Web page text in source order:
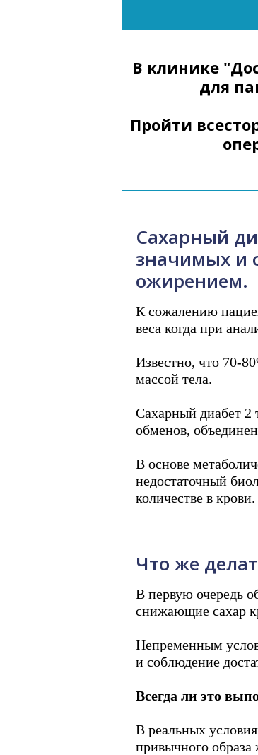
В клинике
для
Пройти
Сахарный
значимых и
ожирением.
К сожалению
веса когда при
Известно, что 70-
массой тела.
Сахарный диабет 2
обменов,
В основе
недостаточный
количестве в
Что же
В первую очередь
снижающие сахар
Непременным
и соблюдение
Всегда ли это
В реальных
привычного образа